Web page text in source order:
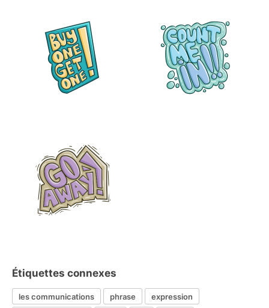
Étiquettes connexes
les communications phrase
expression